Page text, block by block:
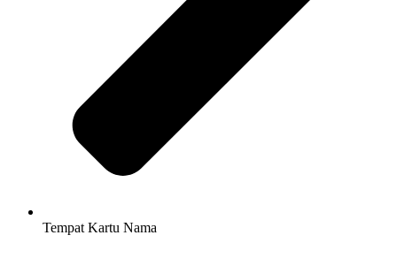
Tempat Kartu Nama